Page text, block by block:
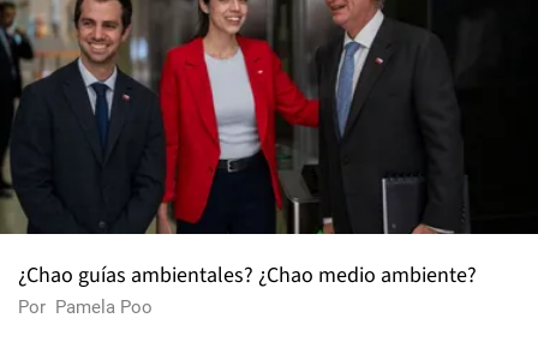
¿Chao guías ambientales? ¿Chao medio ambiente?
Por Pamela Poo